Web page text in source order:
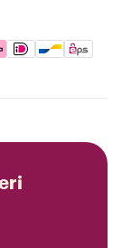
Pay, Google